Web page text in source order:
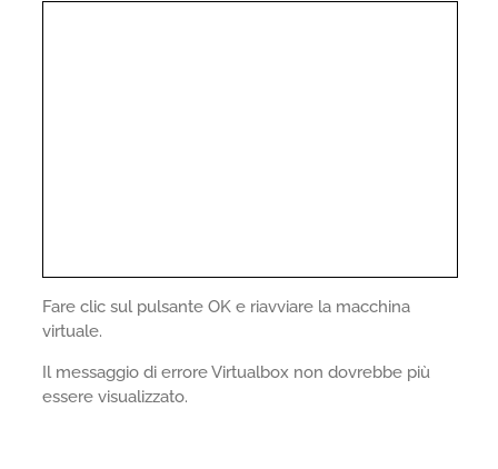
Fare clic sul pulsante OK e riavviare la macchina
virtuale.
Il messaggio di errore Virtualbox non dovrebbe più
essere visualizzato.